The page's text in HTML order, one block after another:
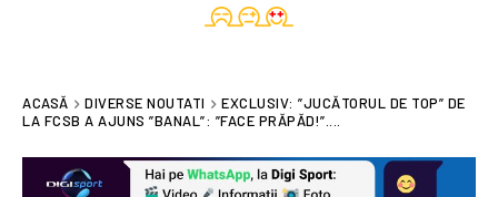
ACASĂ DIVERSE NOUTATI
EXCLUSIV: ”JUCĂTORUL DE TOP” DE
LA FCSB A AJUNS ”BANAL”: ”FACE PRĂPĂD!”....